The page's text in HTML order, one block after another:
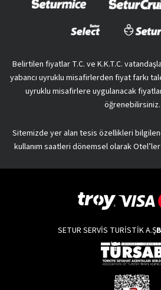
Belirtilen fiyatlar T.C. ve K.K.T.C.
yabancı uyruklu misafirlerden fiyat farkı
uyruklu misafirlere uygulanacak
öğrenebilirsiniz.
Sitemizde yer alan tesis özellikleri
kullanım saatleri dönemsel olarak
SETUR SERVİS TURİSTİK A.Ş